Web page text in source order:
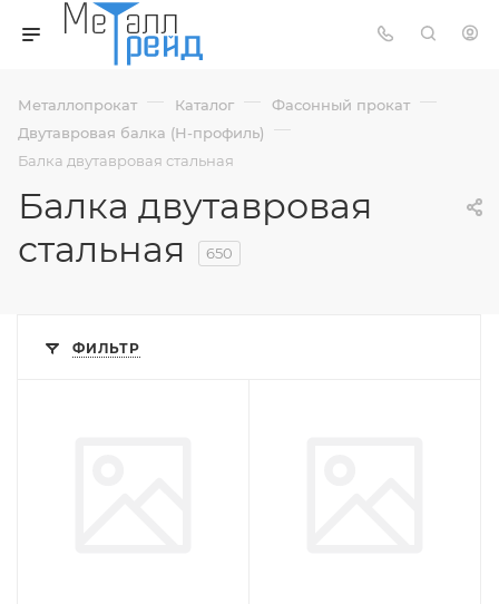
Металлопрокат — Каталог — Фасонный прокат —
Двутавровая балка (Н-профиль) —
Балка двутавровая стальная
Балка двутавровая
стальная
650
ФИЛЬТР